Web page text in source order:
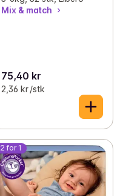
Mix & match
75,40 kr
2,36 kr /stk
2 for 1